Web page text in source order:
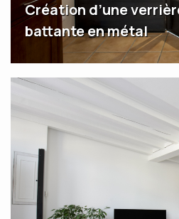
Création d’une
battante en métal